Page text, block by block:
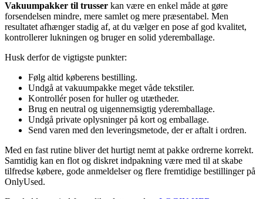
Vakuumpakker til trusser kan være en enkel måde at gøre
forsendelsen mindre, mere samlet og mere præsentabel. Men
resultatet afhænger stadig af, at du vælger en pose af god kvalitet,
kontrollerer lukningen og bruger en solid yderemballage.
Husk derfor de vigtigste punkter:
Følg altid køberens bestilling.
Undgå at vakuumpakke meget våde tekstiler.
Kontrollér posen for huller og utætheder.
Brug en neutral og uigennemsigtig yderemballage.
Undgå private oplysninger på kort og emballage.
Send varen med den leveringsmetode, der er aftalt i ordren.
Med en fast rutine bliver det hurtigt nemt at pakke ordrerne korrekt.
Samtidig kan en flot og diskret indpakning være med til at skabe
tilfredse købere, gode anmeldelser og flere fremtidige bestillinger på
OnlyUsed.